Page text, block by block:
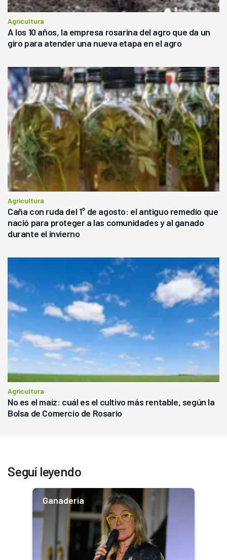
Agricultura
A los 10 años, la empresa rosarina del agro que da un
giro para atender una nueva etapa en el agro
Agricultura
Caña con ruda del 1° de agosto: el antiguo remedio que
nació para proteger a las comunidades y al ganado
durante el invierno
Agricultura
No es el maíz: cuál es el cultivo más rentable, según la
Bolsa de Comercio de Rosario
Seguí leyendo
Ganadería